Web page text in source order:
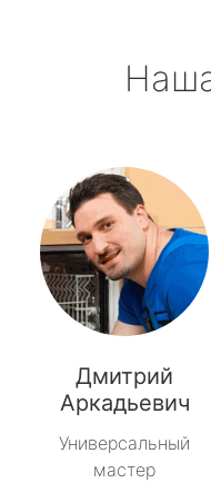
Дмитрий
Аркадьевич
Универсальный
мастер